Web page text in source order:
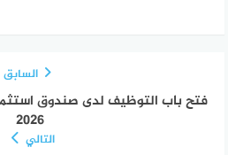
السابق
فتح باب التوظيف لدى صندوق
2026
التالي